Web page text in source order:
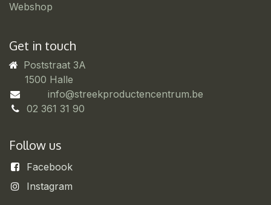
Webshop
Get in touch
Poststraat 3A
​1500 Halle
info@streekproductencentrum.be
02 361 31 90
Follow us
Facebook
Instagram